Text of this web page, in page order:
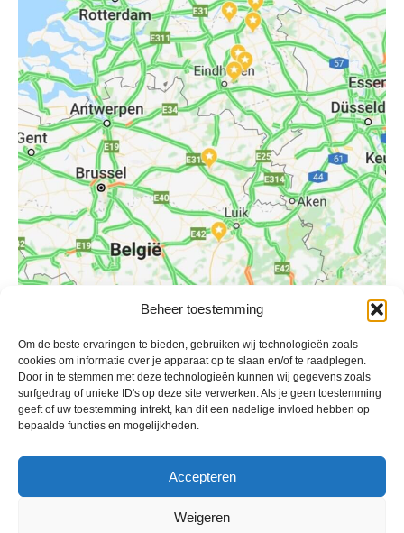
Beheer toestemming
Om de beste ervaringen te bieden, gebruiken wij technologieën zoals
cookies om informatie over je apparaat op te slaan en/of te raadplegen.
Door in te stemmen met deze technologieën kunnen wij gegevens zoals
surfgedrag of unieke ID's op deze site verwerken. Als je geen toestemming
geeft of uw toestemming intrekt, kan dit een nadelige invloed hebben op
bepaalde functies en mogelijkheden.
Accepteren
Weigeren
De Wending, Lotte Beesedijk 1